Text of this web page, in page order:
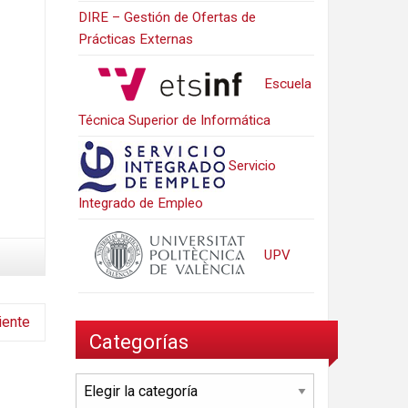
DIRE – Gestión de Ofertas de
Prácticas Externas
Escuela
Técnica Superior de Informática
Servicio
Integrado de Empleo
UPV
Categorías
Categorías